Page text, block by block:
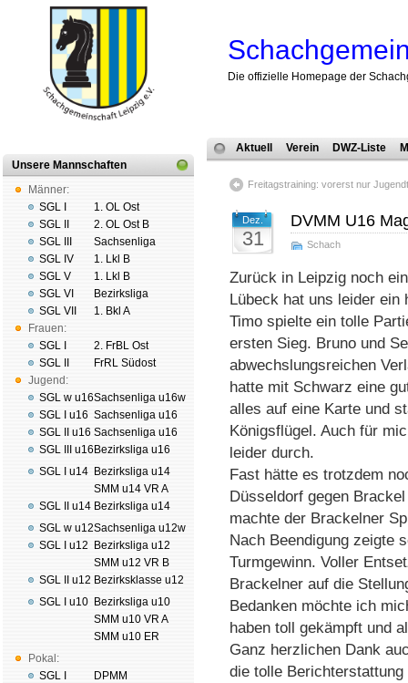
Die offizielle Homepage der
Unsere Mannschaften
Männer:
SGL I
SGL II
SGL III
SGL IV
SGL V
SGL VI
SGL VII
Frauen:
SGL I
SGL II
Jugend:
SGL w u16
SGL I u16
SGL II u16
SGL III u16
SGL I u14
SGL II u14
SGL w u12
SGL I u12
SGL II u12
SGL I u10
Pokal:
SGL I
1. OL Ost
2. OL Ost B
Sachsenliga
1. Lkl B
1. Lkl B
Bezirksliga
1. Bkl A
2. FrBL Ost
FrRL Südost
Sachsenliga u16w
Sachsenliga u16
Sachsenliga u16
Bezirksliga u16
Bezirksliga u14
SMM u14 VR A
Bezirksliga u14
Sachsenliga u12w
Bezirksliga u12
SMM u12 VR B
Bezirksklasse u12
Bezirksliga u10
SMM u10 VR A
SMM u10 ER
DPMM
Aktuell Verein DWZ-Liste
Freitagstraining: vorerst nur
Dez.
31
DVMM U16
Schach
Zurück in Leipzig noch
Lübeck hat uns leider ein
Timo spielte ein tolle
ersten Sieg. Bruno und
abwechslungsreichen
hatte mit Schwarz eine
alles auf eine Karte und
Königsflügel. Auch für
leider durch.
Fast hätte es trotzdem
Düsseldorf gegen
machte der Brackelner
Nach Beendigung zeigte
Turmgewinn. Voller
Brackelner auf die
Bedanken möchte ich
haben toll gekämpft und
Ganz herzlichen Dank
die tolle